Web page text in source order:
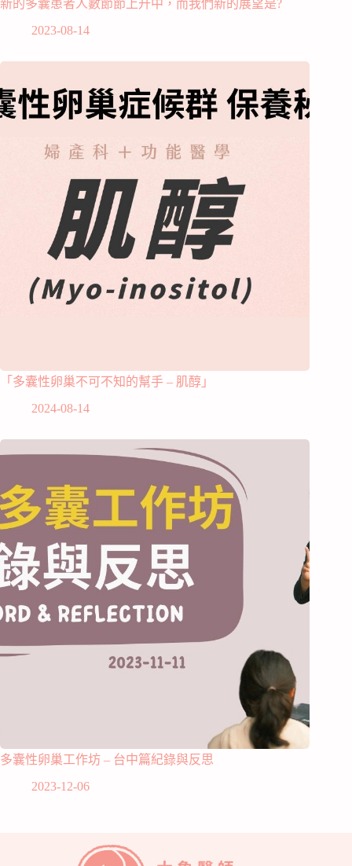
新的多囊患者人數節節上升中，而我們新的展望是?
2023-08-14
「多囊性卵巢不可不知的幫手 – 肌醇」
2024-08-14
多囊性卵巢工作坊 – 台中篇紀錄與反思
2023-12-06